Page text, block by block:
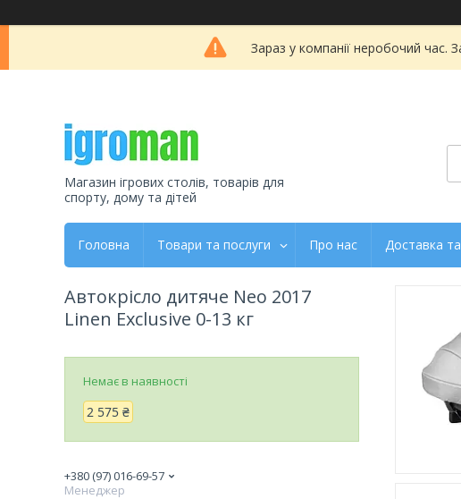
Зараз у компанії неробочий час.
Магазин ігрових столів, товарів для
спорту, дому та дітей
Головна Товари та послуги Про нас Доставка
Автокрісло дитяче Neo 2017
Linen Exclusive 0-13 кг
Немає в наявності
2 575 ₴
+380 (97) 016-69-57
Менеджер